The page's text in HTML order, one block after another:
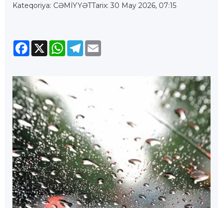
Kateqoriya: CƏMİYYƏTTarix: 30 May 2026, 07:15
Facebook
X WhatsApp
Telegram